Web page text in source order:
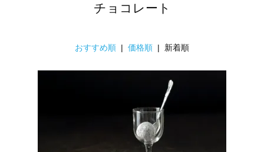
チョコレート
おすすめ順 | 価格順 | 新着順